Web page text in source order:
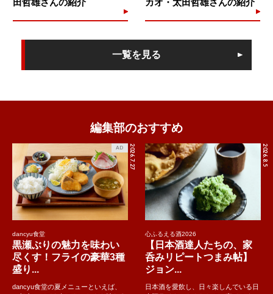
一覧を見る
編集部のおすすめ
2026.7.27
AD
dancyu食堂
黒瀬ぶりの魅力を味わい
尽くす！フライの豪華3種
盛り...
dancyu食堂の夏メニューといえば、
2026.8.5
心ふるえる酒2026
【日本酒達人たちの、家
呑みリピートつまみ帖】
ジョン...
日本酒を愛飲し、日々楽しんでいる日